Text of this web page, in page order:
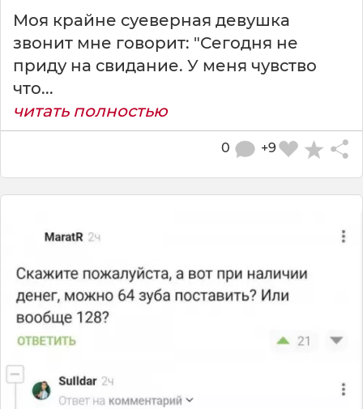
Моя крайне суеверная девушка
звонит мне говорит: "Сегодня не
приду на свидание. У меня чувство
что...
читать полностью
+9
0